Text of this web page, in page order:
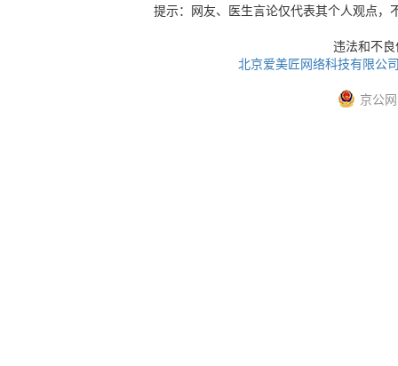
提示：网友、医生言论仅代表其个人观点
违法和不
北京爱美匠网络科技有限公
京公